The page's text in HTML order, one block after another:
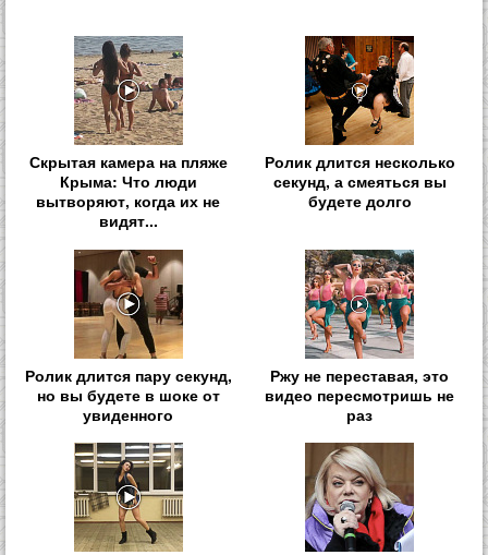
Скрытая камера на пляже
Крыма: Что люди
вытворяют, когда их не
видят...
Ролик длится несколько
секунд, а смеяться вы
будете долго
Ролик длится пару секунд,
но вы будете в шоке от
увиденного
Ржу не переставая, это
видео пересмотришь не
раз